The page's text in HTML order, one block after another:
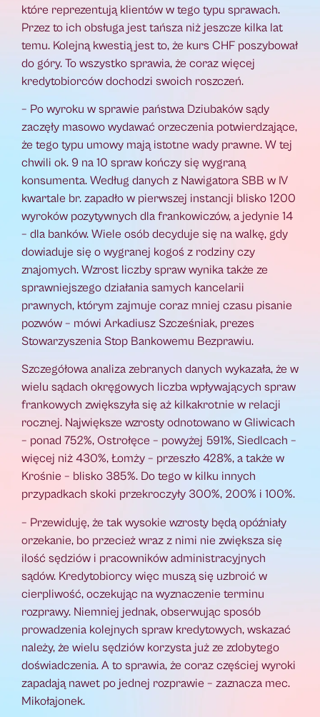
które reprezentują klientów w tego typu sprawach.
Przez to ich obsługa jest tańsza niż jeszcze kilka lat
temu. Kolejną kwestią jest to, że kurs CHF poszybował
do góry. To wszystko sprawia, że coraz więcej
kredytobiorców dochodzi swoich roszczeń.
– Po wyroku w sprawie państwa Dziubaków sądy
zaczęły masowo wydawać orzeczenia potwierdzające,
że tego typu umowy mają istotne wady prawne. W tej
chwili ok. 9 na 10 spraw kończy się wygraną
konsumenta. Według danych z Nawigatora SBB w IV
kwartale br. zapadło w pierwszej instancji blisko 1200
wyroków pozytywnych dla frankowiczów, a jedynie 14
– dla banków. Wiele osób decyduje się na walkę, gdy
dowiaduje się o wygranej kogoś z rodziny czy
znajomych. Wzrost liczby spraw wynika także ze
sprawniejszego działania samych kancelarii
prawnych, którym zajmuje coraz mniej czasu pisanie
pozwów – mówi Arkadiusz Szcześniak, prezes
Stowarzyszenia Stop Bankowemu Bezprawiu.
Szczegółowa analiza zebranych danych wykazała, że w
wielu sądach okręgowych liczba wpływających spraw
frankowych zwiększyła się aż kilkakrotnie w relacji
rocznej. Największe wzrosty odnotowano w Gliwicach
– ponad 752%, Ostrołęce – powyżej 591%, Siedlcach –
więcej niż 430%, Łomży – przeszło 428%, a także w
Krośnie – blisko 385%. Do tego w kilku innych
przypadkach skoki przekroczyły 300%, 200% i 100%.
– Przewiduję, że tak wysokie wzrosty będą opóźniały
orzekanie, bo przecież wraz z nimi nie zwiększa się
ilość sędziów i pracowników administracyjnych
sądów. Kredytobiorcy więc muszą się uzbroić w
cierpliwość, oczekując na wyznaczenie terminu
rozprawy. Niemniej jednak, obserwując sposób
prowadzenia kolejnych spraw kredytowych, wskazać
należy, że wielu sędziów korzysta już ze zdobytego
doświadczenia. A to sprawia, że coraz częściej wyroki
zapadają nawet po jednej rozprawie – zaznacza mec.
Mikołajonek.